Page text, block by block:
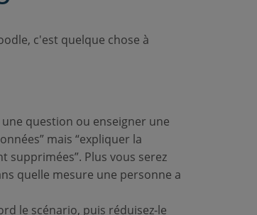
c'est quelque chose à
question ou enseigner une
mais “expliquer la
supprimées”. Plus vous serez
quelle mesure une personne a
le scénario, puis réduisez-le